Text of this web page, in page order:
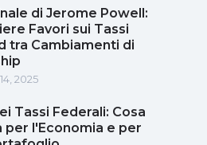
di Jerome Powell:
Favori sui Tassi
tra Cambiamenti di
2025
Tassi Federali: Cosa
per l'Economia e per